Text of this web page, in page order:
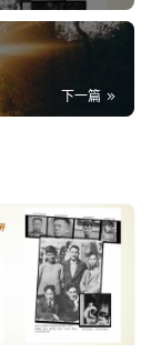
下一篇